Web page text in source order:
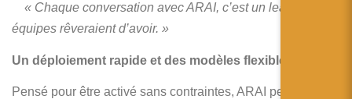
« Chaque conversation avec ARAI, c’est un lead que vos
équipes rêveraient d’avoir. »
Un déploiement rapide et des modèles flexibles
Pensé pour être activé sans contraintes, ARAI peut être